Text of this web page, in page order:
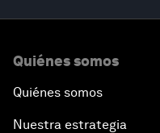
Quiénes somos
Quiénes somos
Nuestra estrategia